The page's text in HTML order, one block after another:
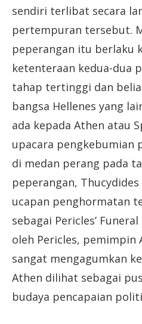
sendiri terlibat secara
pertempuran tersebut.
peperangan itu berlaku
ketenteraan kedua-dua
tahap tertinggi dan
bangsa Hellenes yang
ada kepada Athen atau
upacara pengkebumian
di medan perang pada
peperangan,
ucapan penghormatan
sebagai Pericles’
oleh Pericles, pemimpin
sangat mengagumkan
Athen dilihat sebagai
budaya pencapaian